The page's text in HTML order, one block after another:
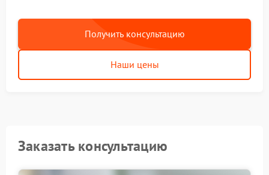
Получить консультацию
Наши цены
Заказать консультацию